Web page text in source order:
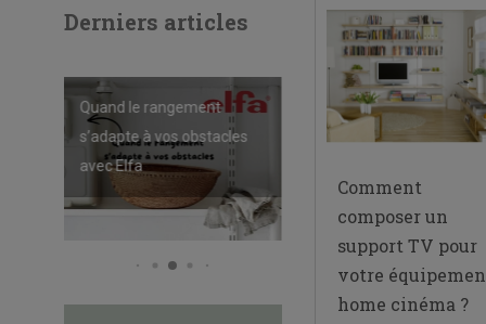
Derniers articles
retour au plein air avec Elfa
Quand le rangement
s’adapte à vos obstacles
avec Elfa
design
Préparer sa buanderie
pour l’hiver : des solutions
de rangement adaptées
Comment
composer un
support TV pour
votre
home cinéma ?